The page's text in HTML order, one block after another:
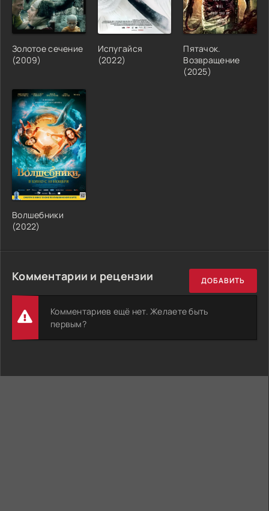
Золотое сечение
(2009)
Испугайся
(2022)
Пятачок.
Возвращение
(2025)
Волшебники
(2022)
Комментарии и рецензии ДОБАВИТЬ
Комментариев ещё нет. Желаете быть
первым?